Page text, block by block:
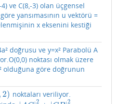
ve C(8,-3) olan üçgensel
yansımasının u vektörü =
x eksenini kestiği
doğrusu ve y=x² Parabolü A
noktası olmak üzere
olduğuna göre doğrunun
2) noktaları veriliyor.
2 2